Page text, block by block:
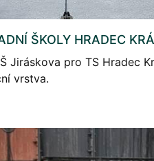
ŠKOLY HRADEC
Jiráskova pro TS Hradec
vrstva.